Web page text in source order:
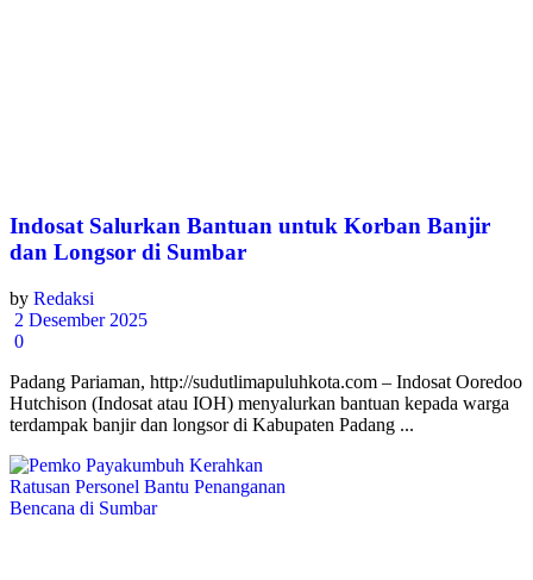
Indosat Salurkan Bantuan untuk Korban Banjir
dan Longsor di Sumbar
by Redaksi
2 Desember 2025
0
Padang Pariaman, http://sudutlimapuluhkota.com – Indosat Ooredoo
Hutchison (Indosat atau IOH) menyalurkan bantuan kepada warga
terdampak banjir dan longsor di Kabupaten Padang ...